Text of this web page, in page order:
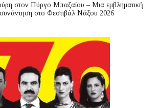
στον Πύργο Μπαζαίου – Μια εμβληματική
στο Φεστιβάλ Νάξου 2026